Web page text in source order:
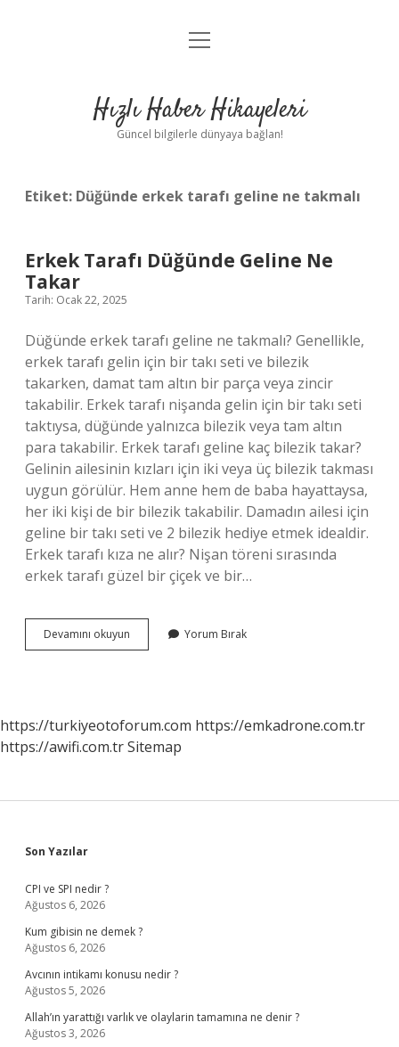
Anasayfa
Yasal Uyarı
menüyü
Hızlı Haber Hikayeleri
Güncel bilgilerle dünyaya bağlan!
Etiket: Düğünde erkek tarafı geline ne takmalı
Erkek Tarafı Düğünde Geline Ne
Takar
Tarih: Ocak 22, 2025
Düğünde erkek tarafı geline ne takmalı? Genellikle,
erkek tarafı gelin için bir takı seti ve bilezik
takarken, damat tam altın bir parça veya zincir
takabilir. Erkek tarafı nişanda gelin için bir takı seti
taktıysa, düğünde yalnızca bilezik veya tam altın
para takabilir. Erkek tarafı geline kaç bilezik takar?
Gelinin ailesinin kızları için iki veya üç bilezik takması
uygun görülür. Hem anne hem de baba hayattaysa,
her iki kişi de bir bilezik takabilir. Damadın ailesi için
geline bir takı seti ve 2 bilezik hediye etmek idealdir.
Erkek tarafı kıza ne alır? Nişan töreni sırasında
erkek tarafı güzel bir çiçek ve bir…
Devamını okuyun
Tarafı
Yorum Bırak
https://turkiyeotoforum.com https://emkadrone.com.tr
https://awifi.com.trSitemap
Sidebar
Son Yazılar
CPI ve SPI nedir ?
Ağustos 6, 2026
Kum gibisin ne demek ?
Ağustos 6, 2026
Avcının intikamı konusu nedir ?
Ağustos 5, 2026
Allah’ın yarattığı varlık ve olaylarin tamamına ne denir ?
Ağustos 3, 2026